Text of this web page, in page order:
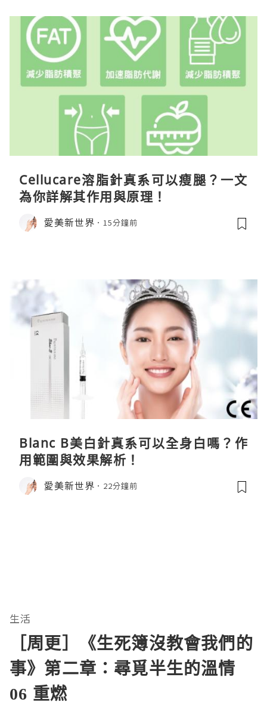
Cellucare溶脂針真系可以瘦腿？一文
為你詳解其作用與原理！
愛美新世界 15分鐘前
Blanc B美白針真系可以全身白嗎？作
用範圍與效果解析！
愛美新世界 22分鐘前
生活
［周更］《生死簿沒教會我們的
事》第二章：尋覓半生的溫情
06 重燃